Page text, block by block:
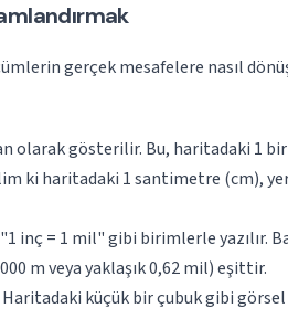
gerçek mesafelere nasıl
olarak gösterilir. Bu, haritadaki 1
ki haritadaki 1 santimetre (cm),
inç = 1 mil" gibi birimlerle yazılır.
m veya yaklaşık 0,62 mil) eşittir.
Haritadaki küçük bir çubuk gibi